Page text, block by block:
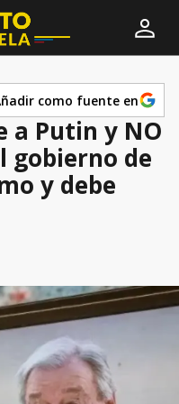
como fuente en
a Putin y NO
gobierno de
y debe